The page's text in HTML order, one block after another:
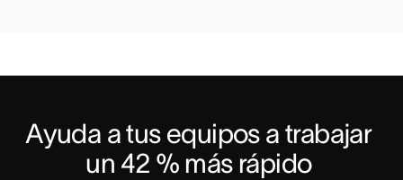
Ayuda a tus equipos a trabajar
un 42 % más rápido